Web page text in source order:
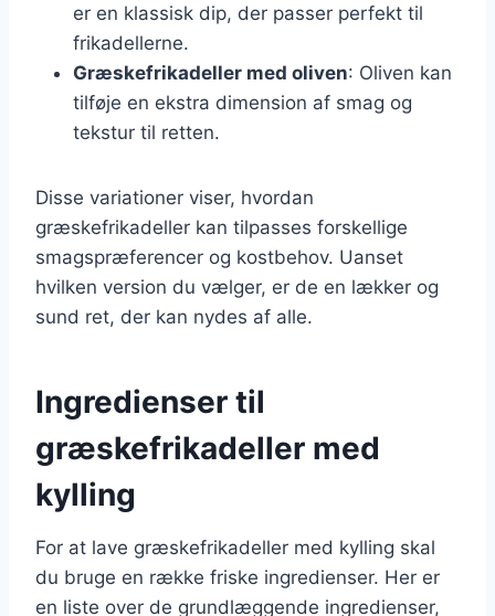
er en klassisk dip, der passer perfekt til
frikadellerne.
Græskefrikadeller med oliven: Oliven kan
tilføje en ekstra dimension af smag og
tekstur til retten.
Disse variationer viser, hvordan
græskefrikadeller kan tilpasses forskellige
smagspræferencer og kostbehov. Uanset
hvilken version du vælger, er de en lækker og
sund ret, der kan nydes af alle.
Ingredienser til
græskefrikadeller med
kylling
For at lave græskefrikadeller med kylling skal
du bruge en række friske ingredienser. Her er
en liste over de grundlæggende ingredienser,